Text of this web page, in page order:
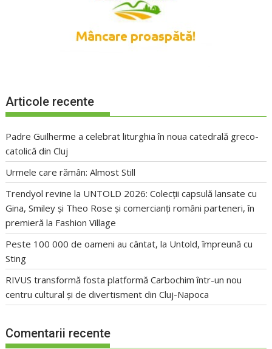
Articole recente
Padre Guilherme a celebrat liturghia în noua catedrală greco-
catolică din Cluj
Urmele care rămân: Almost Still
Trendyol revine la UNTOLD 2026: Colecții capsulă lansate cu
Gina, Smiley și Theo Rose și comercianți români parteneri, în
premieră la Fashion Village
Peste 100 000 de oameni au cântat, la Untold, împreună cu
Sting
RIVUS transformă fosta platformă Carbochim într-un nou
centru cultural și de divertisment din Cluj-Napoca
Comentarii recente